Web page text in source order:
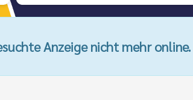
Sie?
Anzeige nicht mehr online.